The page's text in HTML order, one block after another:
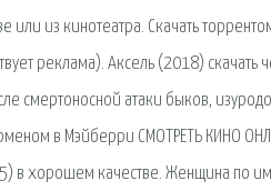
или из кинотеатра. Скачать
реклама). Аксель (2018)
смертоносной атаки быков,
в Мэйберри СМОТРЕТЬ КИНО
в хорошем качестве. Женщина по